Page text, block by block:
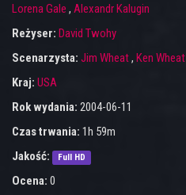
Lorena Gale , Alexandr Kalugin
Reżyser: David Twohy
Scenarzysta: Jim Wheat, Ken Wheat
Kraj: USA
Rok wydania: 2004-06-11
Czas trwania: 1h 59m
Jakość:
Full HD
Ocena: 0